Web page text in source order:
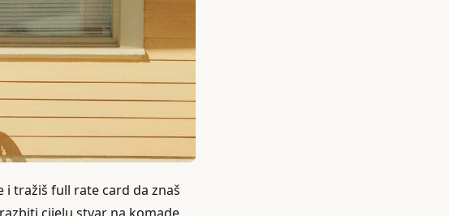
i tražiš full rate card da znaš